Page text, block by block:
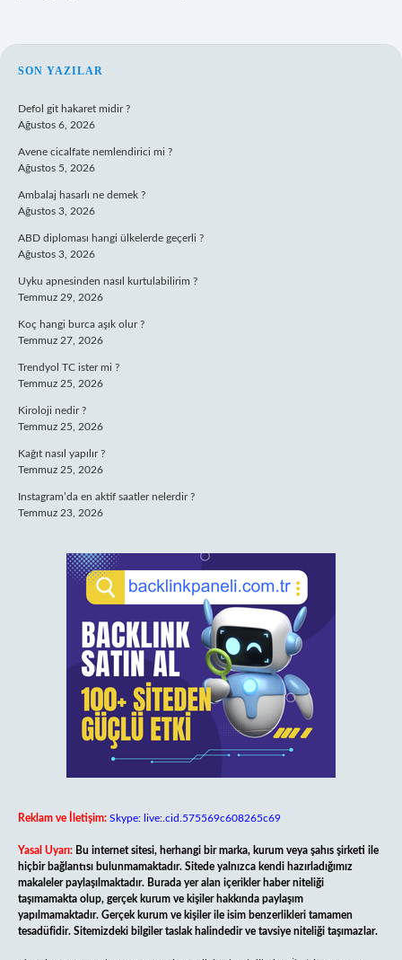
SIDEBAR
SON YAZILAR
Defol git hakaret midir ?
Ağustos 6, 2026
Avene cicalfate nemlendirici mi ?
Ağustos 5, 2026
Ambalaj hasarlı ne demek ?
Ağustos 3, 2026
ABD diploması hangi ülkelerde geçerli ?
Ağustos 3, 2026
Uyku apnesinden nasıl kurtulabilirim ?
Temmuz 29, 2026
Koç hangi burca aşık olur ?
Temmuz 27, 2026
Trendyol TC ister mi ?
Temmuz 25, 2026
Kiroloji nedir ?
Temmuz 25, 2026
Kağıt nasıl yapılır ?
Temmuz 25, 2026
Instagram’da en aktif saatler nelerdir ?
Temmuz 23, 2026
Reklam ve İletişim: Skype: live:.cid.575569c608265c69
Yasal Uyarı: Bu internet sitesi, herhangi bir marka, kurum veya şahıs şirketi ile
hiçbir bağlantısı bulunmamaktadır. Sitede yalnızca kendi hazırladığımız
makaleler paylaşılmaktadır. Burada yer alan içerikler haber niteliği
taşımamakta olup, gerçek kurum ve kişiler hakkında paylaşım
yapılmamaktadır. Gerçek kurum ve kişiler ile isim benzerlikleri tamamen
tesadüfidir. Sitemizdeki bilgiler taslak halindedir ve tavsiye niteliği taşımazlar.